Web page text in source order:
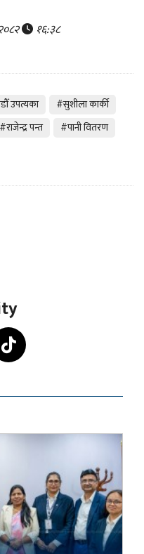
१६:३८
उपत्यका
#सुशीला कार्की
#राजेन्द्र पन्त
#पानी वितरण